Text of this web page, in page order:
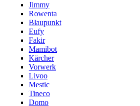
Jimmy
Rowenta
Blaupunkt
Eufy
Fakir
Mamibot
Kärcher
Vorwerk
Livoo
Mestic
Tineco
Domo